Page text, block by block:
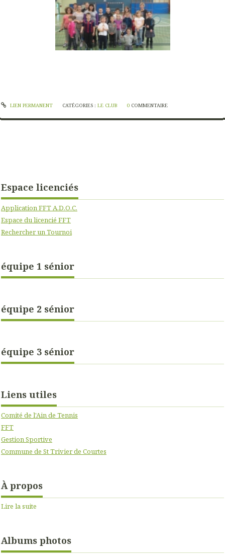
Espace licenciés
Application FFT A.D.O.C.
Espace du licencié FFT
Rechercher un Tournoi
équipe 1 sénior
équipe 2 sénior
équipe 3 sénior
Liens utiles
Comité de l'Ain de Tennis
FFT
Gestion Sportive
Commune de St Trivier de Courtes
À propos
Lire la suite
Albums photos
LIEN PERMANENT CATÉGORIES : LE CLUB 0 COMMENTAIRE